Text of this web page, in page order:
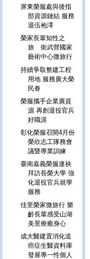
屏東榮服處與後指
部資源鏈結 服務
退伍袍澤
榮家長輩知性之
旅 衛武營國家
藝術中心微旅行
持續爭取整建工程
用地 服務廣大榮
民眷
榮服攜手企業廣資
源 再創退役官兵
好職涯
彰化榮服召開4月份
榮欣志工隊務會
議暨專業訓練
臺南嘉義榮服連袂
拜訪長榮大學 強
化退役官兵就學
服務
佳里榮家微旅行 樂
齡長輩感受山湖
美景療癒身心
成大醫建置消化道
癌症生醫資料庫
發展專一性個人